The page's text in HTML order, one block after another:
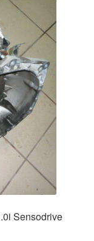
Sensodrive